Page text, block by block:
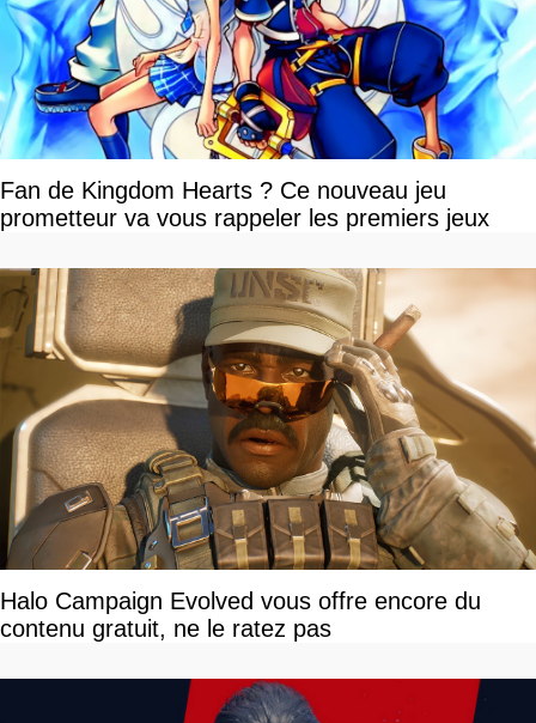
Fan de Kingdom Hearts ? Ce nouveau jeu
prometteur va vous rappeler les premiers jeux
Halo Campaign Evolved vous offre encore du
contenu gratuit, ne le ratez pas